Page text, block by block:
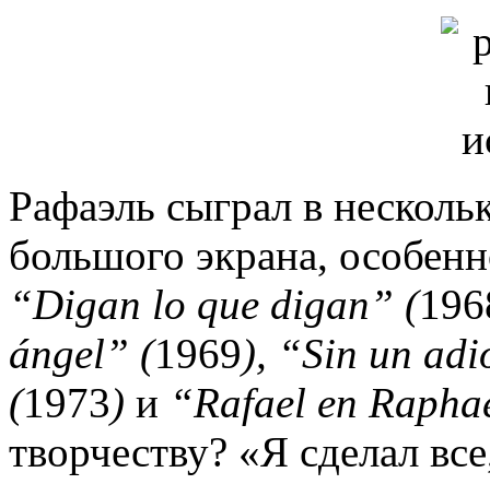
Рафаэль сыграл в
большого экрана,
“Digan lo que digan” (
ángel” (1969), “Sin un
(1973) и “Rafael en
творчеству? «Я сделал